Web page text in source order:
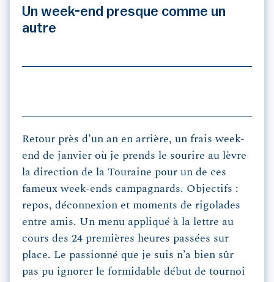
Un week-end presque comme un
autre
Retour près d’un an en arrière, un frais week-
end de janvier où je prends le sourire au lèvre
la direction de la Touraine pour un de ces
fameux week-ends campagnards. Objectifs :
repos, déconnexion et moments de rigolades
entre amis. Un menu appliqué à la lettre au
cours des 24 premières heures passées sur
place. Le passionné que je suis n’a bien sûr
pas pu ignorer le formidable début de tournoi